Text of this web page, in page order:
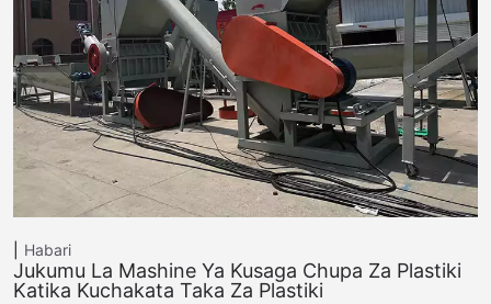
Habari
Jukumu La Mashine Ya Kusaga Chupa Za Plastiki
Katika Kuchakata Taka Za Plastiki